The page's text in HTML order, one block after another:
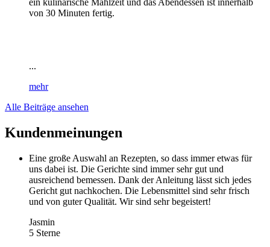
von 30 Minuten fertig.
...
mehr
Alle Beiträge ansehen
Kundenmeinungen
Eine große Auswahl an Rezepten, so dass immer etwas für
uns dabei ist. Die Gerichte sind immer sehr gut und
ausreichend bemessen. Dank der Anleitung lässt sich jedes
Gericht gut nachkochen. Die Lebensmittel sind sehr frisch
und von guter Qualität. Wir sind sehr begeistert!
Jasmin
5 Sterne